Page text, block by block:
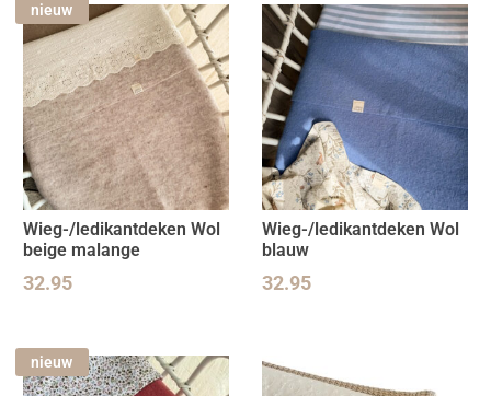
nieuw
Wieg-/ledikantdeken Wol
beige malange
32.95
Wieg-/ledikantdeken Wol
blauw
32.95
nieuw